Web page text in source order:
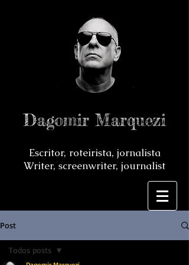
Dagomir Marquezi
Escritor, roteirista, jornalista
Writer, screenwriter, journalist
Post
Todos posts